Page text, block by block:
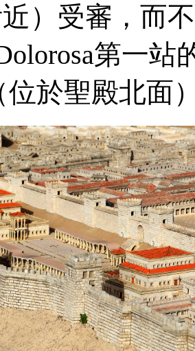
）受審，而
第一站
位於聖殿北面